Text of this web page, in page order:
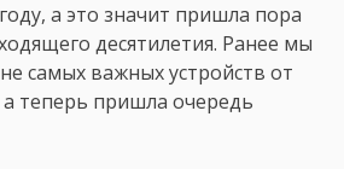
а это значит пришла пора
десятилетия. Ранее мы
самых важных устройств от
а теперь пришла очередь